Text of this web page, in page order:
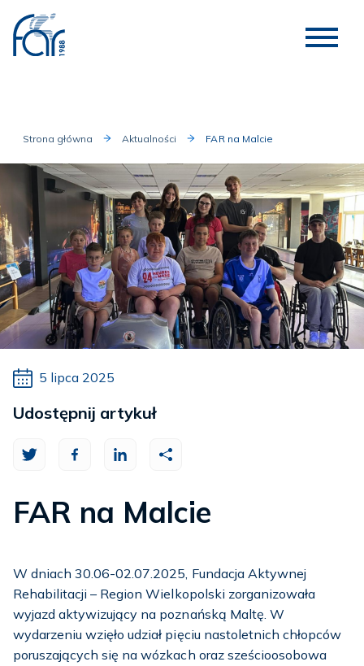
Strona główna Aktualności FAR na Malcie
5 lipca 2025
FAR na Malcie
W dniach 30.06-02.07.2025, Fundacja Aktywnej
Rehabilitacji – Region Wielkopolski zorganizowała
wyjazd aktywizujący na poznańską Maltę. W
wydarzeniu wzięło udział pięciu nastoletnich chłopców
poruszających się na wózkach oraz sześcioosobowa
Udostępnij artykuł